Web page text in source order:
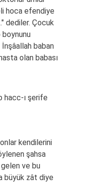
hoca efendiye
dediler. Çocuk
boynunu
baban
olan babası
hacc-ı şerife
kendilerini
şahsa
ve bu
büyük zât diye